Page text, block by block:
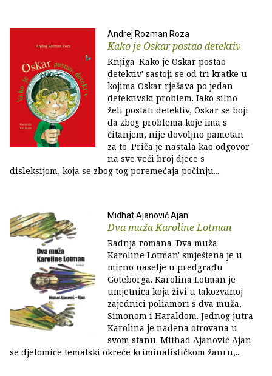
Andrej Rozman Roza
Kako je Oskar postao detektiv
Knjiga 'Kako je Oskar postao
detektiv' sastoji se od tri kratke u
kojima Oskar rješava po jedan
detektivski problem. Iako silno
želi postati detektiv, Oskar se boji
da zbog problema koje ima s
čitanjem, nije dovoljno pametan
za to. Priča je nastala kao odgovor
na sve veći broj djece s
disleksijom, koja se zbog tog poremećaja počinju...
Midhat Ajanović Ajan
Dva muža Karoline Lotman
Radnja romana 'Dva muža
Karoline Lotman' smještena je u
mirno naselje u predgrađu
Göteborga. Karolina Lotman je
umjetnica koja živi u takozvanoj
zajednici poliamori s dva muža,
Simonom i Haraldom. Jednog jutra
Karolina je nađena otrovana u
svom stanu. Mithad Ajanović Ajan
se djelomice tematski okreće kriminalističkom žanru,...